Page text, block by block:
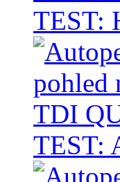
TEST:
TEST: